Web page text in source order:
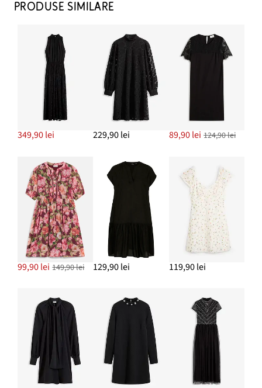
PRODUSE SIMILARE
349,90 lei 229,90 lei 89,90 lei 124,90 lei
99,90 lei 149,90 lei 129,90 lei 119,90 lei